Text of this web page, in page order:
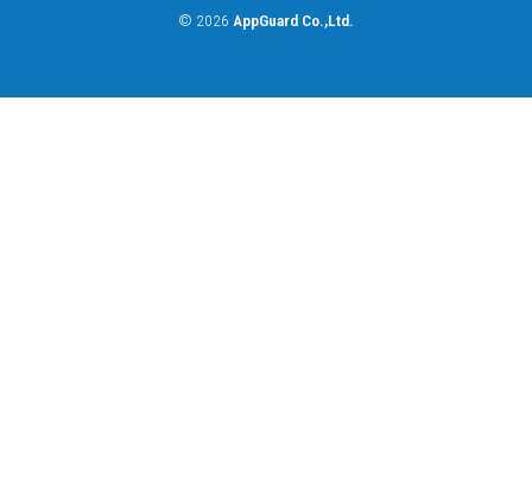
© 2026 AppGuard Co.,Ltd.